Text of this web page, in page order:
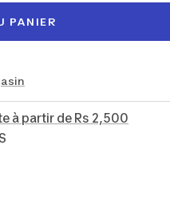
PANIER
à partir de Rs 2,500